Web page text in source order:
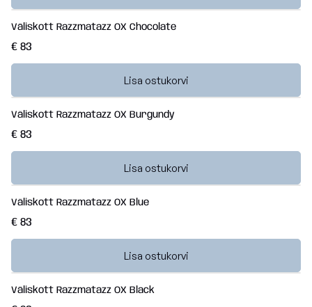
Väliskott Razzmatazz OX Chocolate
€ 83
Lisa ostukorvi
Väliskott Razzmatazz OX Burgundy
€ 83
Lisa ostukorvi
Väliskott Razzmatazz OX Blue
€ 83
Lisa ostukorvi
Väliskott Razzmatazz OX Black